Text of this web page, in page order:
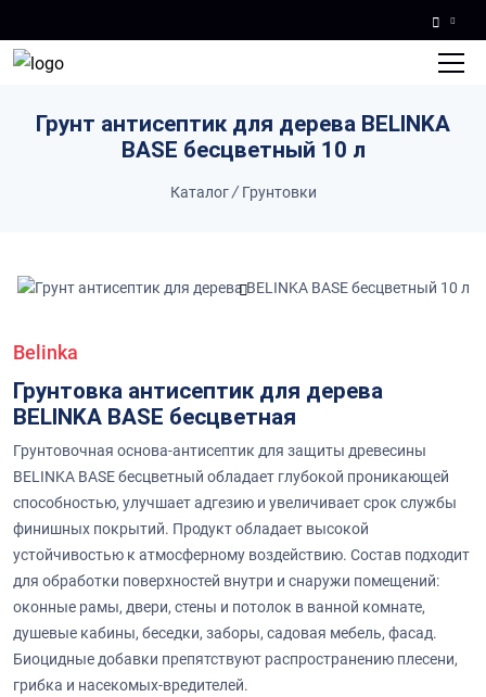
Грунт антисептик для дерева BELINKA
BASE бесцветный 10 л
Каталог/ Грунтовки
Belinka
Грунтовка антисептик для дерева
BELINKA BASE бесцветная
Грунтовочная основа-антисептик для защиты древесины
BELINKA BASE бесцветный обладает глубокой проникающей
способностью, улучшает адгезию и увеличивает срок службы
финишных покрытий. Продукт обладает высокой
устойчивостью к атмосферному воздействию. Состав подходит
для обработки поверхностей внутри и снаружи помещений:
оконные рамы, двери, стены и потолок в ванной комнате,
душевые кабины, беседки, заборы, садовая мебель, фасад.
Биоцидные добавки препятствуют распространению плесени,
грибка и насекомых-вредителей.